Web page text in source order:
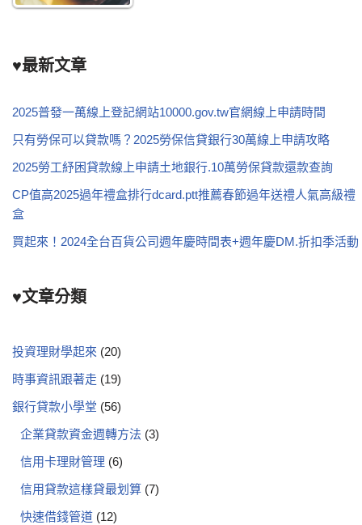
♥最新文章
2025普發一萬線上登記網站10000.gov.tw官網線上申請時間
只有勞保可以貸款嗎？2025勞保信貸銀行30萬線上申請攻略
2025勞工紓困貸款線上申請土地銀行.10萬勞保貸款還款查詢
CP值高2025過年禮盒排行dcard.ptt推薦春節過年送禮人氣高級禮
盒
買起來！2024全台百貨公司週年慶時間表+週年慶DM.折扣季活動
♥文章分類
投資理財學起來 (20)
時事資訊跟著走 (19)
銀行貸款小學堂 (56)
企業貸款資金週轉方法 (3)
信用卡理財管理 (6)
信用貸款這樣貸最划算 (7)
快速借錢管道 (12)